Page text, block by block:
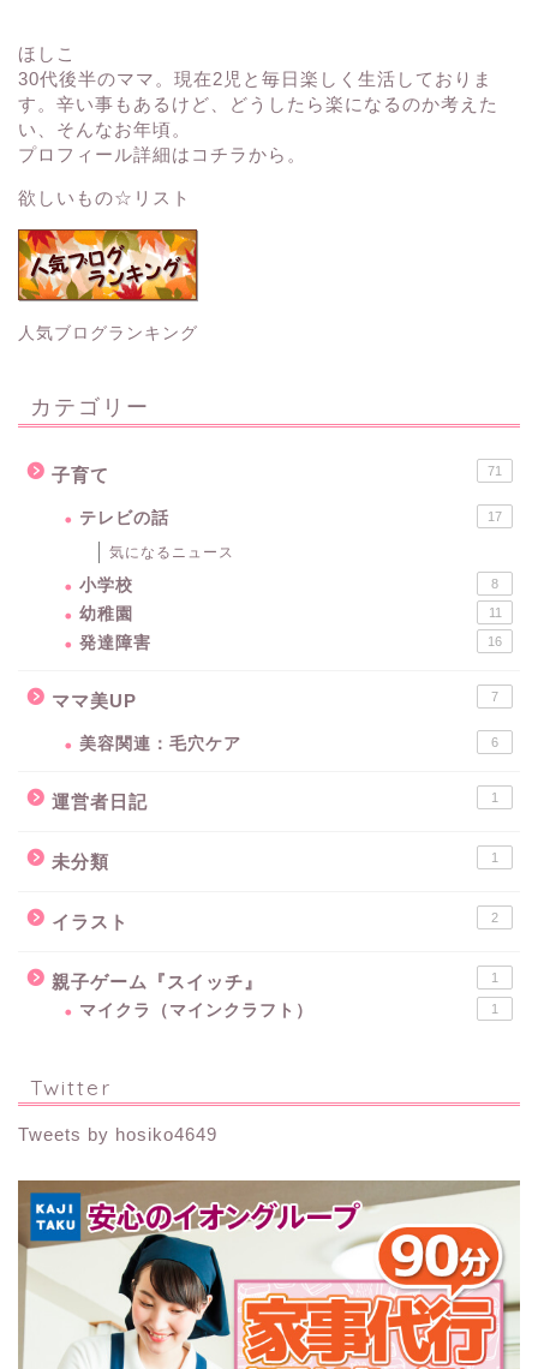
ほしこ
30代後半のママ。現在2児と毎日楽しく生活しておりま
す。辛い事もあるけど、どうしたら楽になるのか考えた
い、そんなお年頃。
プロフィール詳細はコチラから。
欲しいもの☆リスト
人気ブログランキング
カテゴリー
子育て 71
テレビの話 17
気になるニュース
小学校 8
幼稚園 11
発達障害 16
ママ美UP 7
美容関連：毛穴ケア 6
運営者日記 1
未分類 1
イラスト 2
親子ゲーム『スイッチ』 1
マイクラ（マインクラフト） 1
Twitter
Tweets by hosiko4649